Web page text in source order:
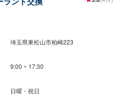
埼玉県東松山市柏崎223
9:00 ~ 17:30
日曜・祝日